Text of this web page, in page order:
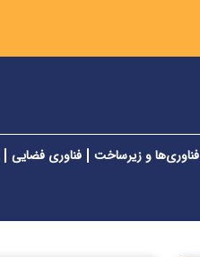
فناوری‌ها و زیرساخت فناوری فضایی